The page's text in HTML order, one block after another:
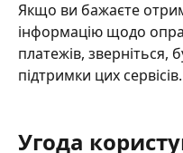
Якщо ви бажаєте
інформацію щодо
платежів, зверніться,
підтримки цих сервісів.
Угода